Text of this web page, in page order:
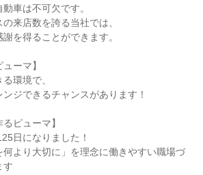
車は不可欠です。
来店数を誇る当社では、
を得ることができます。
ーマ】
環境で、
ジできるチャンスがあります！
ピューマ】
日になりました！
何より大切に」を理念に働きやすい職場づ
す